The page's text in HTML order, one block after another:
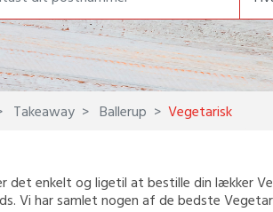
Takeaway Ballerup Vegetarisk
det enkelt og ligetil at bestille din lækker
Vi har samlet nogen af de bedste